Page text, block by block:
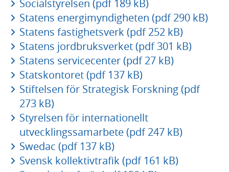
Socialstyrelsen (pdf 189 kB)
Statens energimyndigheten (pdf 290 kB)
Statens fastighetsverk (pdf 252 kB)
Statens jordbruksverket (pdf 301 kB)
Statens servicecenter (pdf 27 kB)
Statskontoret (pdf 137 kB)
Stiftelsen för Strategisk Forskning (pdf
273 kB)
Styrelsen för internationellt
utvecklingssamarbete (pdf 247 kB)
Swedac (pdf 137 kB)
Svensk kollektivtrafik (pdf 161 kB)